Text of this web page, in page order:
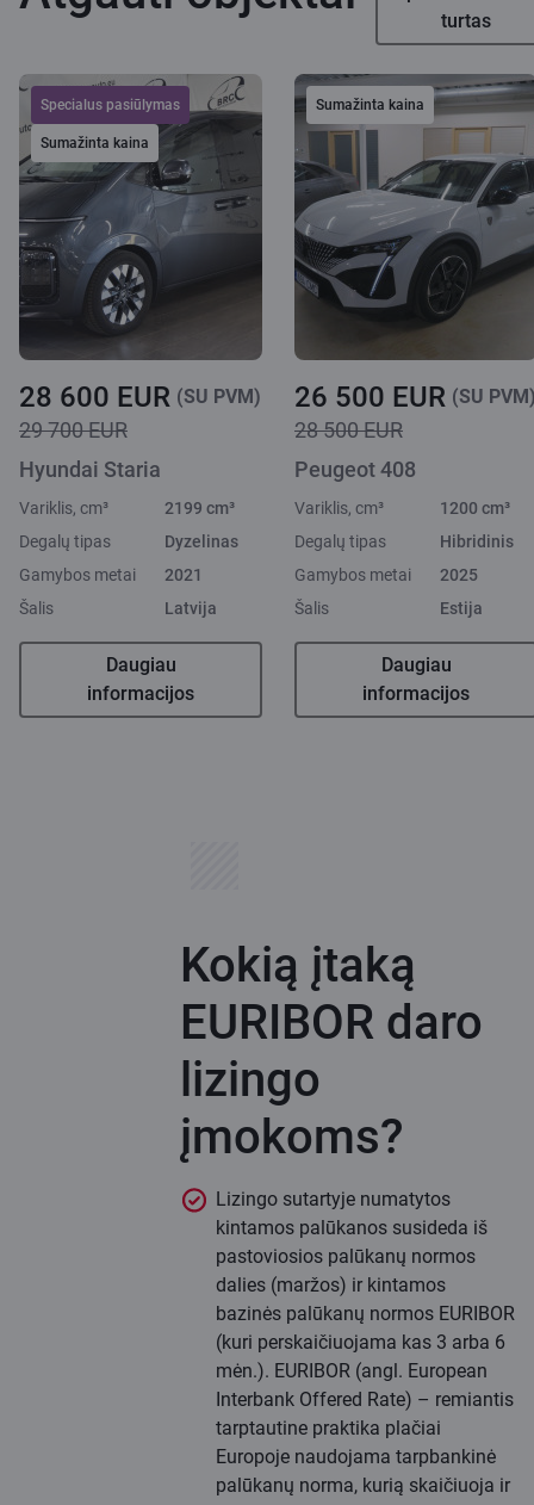
turtas
Specialus pasiūlymas
Sumažinta kaina
28 600 EUR (SU PVM)
29 700 EUR
Hyundai Staria
Variklis, cm³
2199 cm³
Degalų tipas
Dyzelinas
Gamybos metai
2021
Šalis
Latvija
Daugiau
informacijos
Sumažinta kaina
26 500 EUR (SU
28 500 EUR
Peugeot 408
Variklis, cm³
1200 cm³
Degalų tipas
Hibridinis
Gamybos metai
2025
Šalis
Estija
Daugiau
informacijos
Kokią įtaką
EURIBOR daro
lizingo
įmokoms?
Lizingo sutartyje numatytos
kintamos palūkanos susideda iš
pastoviosios palūkanų normos
dalies (maržos) ir kintamos
bazinės palūkanų normos EURIBOR
(kuri perskaičiuojama kas 3 arba 6
mėn.). EURIBOR (angl. European
Interbank Offered Rate) – remiantis
tarptautine praktika plačiai
Europoje naudojama tarpbankinė
palūkanų norma, kurią skaičiuoja ir